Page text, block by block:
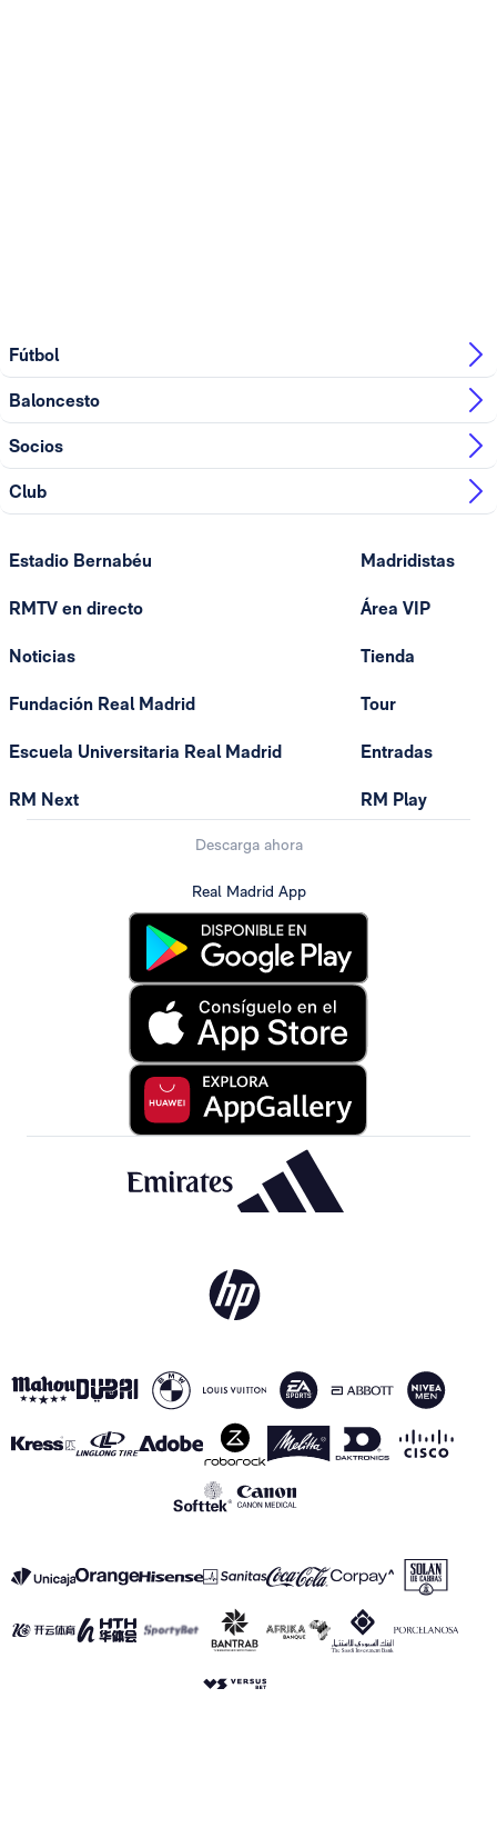
Fútbol
Baloncesto
Socios
Club
Estadio Bernabéu
RMTV en directo
Noticias
Fundación Real Madrid
Escuela Universitaria Real Madrid
RM Next
Madridistas
Área VIP
Tienda
Tour
Entradas
RM Play
Descarga ahora
Real Madrid App